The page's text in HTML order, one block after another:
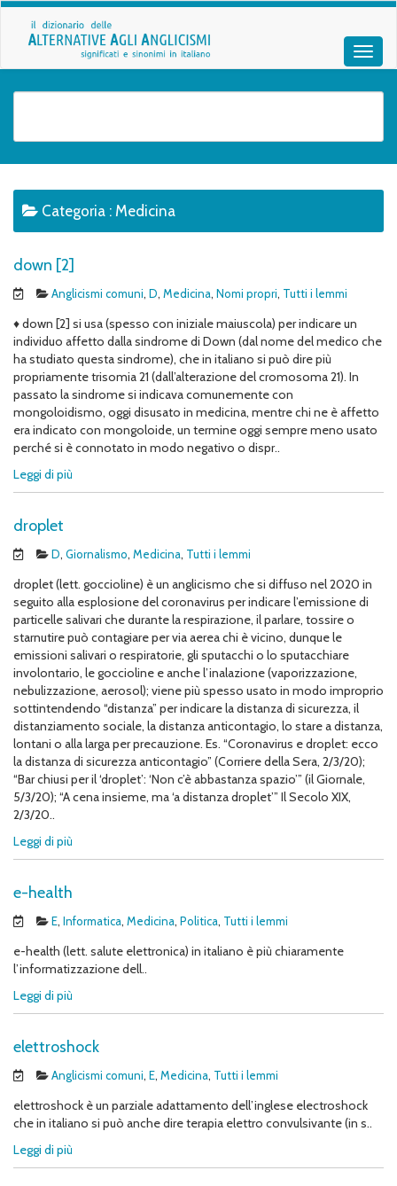
Categoria : Medicina
down [2]
Anglicismi comuni, D, Medicina, Nomi propri, Tutti i lemmi
♦ down [2] si usa (spesso con iniziale maiuscola) per indicare un
individuo affetto dalla sindrome di Down (dal nome del medico che
ha studiato questa sindrome), che in italiano si può dire più
propriamente trisomia 21 (dall’alterazione del cromosoma 21). In
passato la sindrome si indicava comunemente con
mongoloidismo, oggi disusato in medicina, mentre chi ne è affetto
era indicato con mongoloide, un termine oggi sempre meno usato
perché si è connotato in modo negativo o dispr..
Leggi di più
droplet
D, Giornalismo, Medicina, Tutti i lemmi
droplet (lett. goccioline) è un anglicismo che si diffuso nel 2020 in
seguito alla esplosione del coronavirus per indicare l’emissione di
particelle salivari che durante la respirazione, il parlare, tossire o
starnutire può contagiare per via aerea chi è vicino, dunque le
emissioni salivari o respiratorie, gli sputacchi o lo sputacchiare
involontario, le goccioline e anche l’inalazione (vaporizzazione,
nebulizzazione, aerosol); viene più spesso usato in modo improprio
sottintendendo “distanza” per indicare la distanza di sicurezza, il
distanziamento sociale, la distanza anticontagio, lo stare a distanza,
lontani o alla larga per precauzione. Es. “Coronavirus e droplet: ecco
la distanza di sicurezza anticontagio” (Corriere della Sera, 2/3/20);
“Bar chiusi per il ‘droplet’: ‘Non c’è abbastanza spazio’” (il Giornale,
5/3/20); “A cena insieme, ma ‘a distanza droplet’” Il Secolo XIX,
2/3/20..
Leggi di più
e-health
E, Informatica, Medicina, Politica, Tutti i lemmi
e-health (lett. salute elettronica) in italiano è più chiaramente
l’informatizzazione dell..
Leggi di più
elettroshock
Anglicismi comuni, E, Medicina, Tutti i lemmi
elettroshock è un parziale adattamento dell’inglese electroshock
che in italiano si può anche dire terapia elettro convulsivante (in s..
Leggi di più